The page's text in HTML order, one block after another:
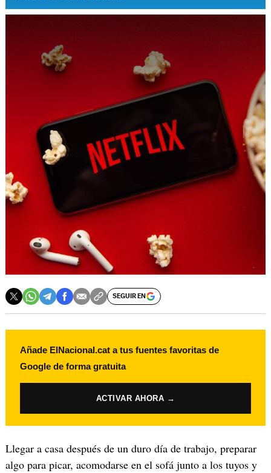
SEGUIR EN
Añade ElNacional.cat a tus fuentes favoritas de
Google de forma gratuita
ACTIVAR AHORA →
Llegar a casa después de un duro día de trabajo, preparar
algo para picar, acomodarse en el sofá junto a los tuyos y